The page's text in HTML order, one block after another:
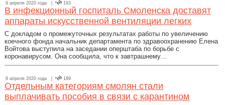
9 апреля 2020 года | 193
В инфекционный госпиталь Смоленска доставят
аппараты искусственной вентиляции легких
С докладом о промежуточных результатах работы по увеличению
коечного фонда начальник департамента по здравоохранению Елена
Войтова выступила на заседании оперштаба по борьбе с
коронавирусом. Она сообщила, что к завтрашнему...
9 апреля 2020 года | 189
Отдельным категориям смолян стали
выплачивать пособия в связи с карантином